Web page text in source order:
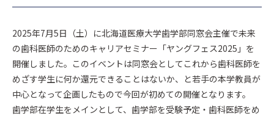
2025年7月5日（土）に北海道医療大学歯学部同窓会主催で未来
の歯科医師のためのキャリアセミナー「ヤングフェス2025」を
開催しました。このイベントは同窓会としてこれから歯科医師を
めざす学生に何か還元できることはないか、と若手の本学教員が
中心となって企画したもので今回が初めての開催となります。
歯学部在学生をメインとして、歯学部を受験予定・歯科医師をめ